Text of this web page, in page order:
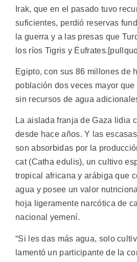
Irak, que en el pasado tuvo
suficientes, perdió reservas
la guerra y a las presas que
los ríos Tigris y
Egipto, con sus 86 millones de
población dos veces mayor
sin recursos de agua
La aislada franja de Gaza lidia
desde hace años. Y las
son absorbidas por la
cat (Catha edulis), un cultivo
tropical africana y arábiga que
agua y posee un valor
hoja ligeramente narcótica de
nacional yemení.
“Si les das más agua, solo
lamentó un participante de la